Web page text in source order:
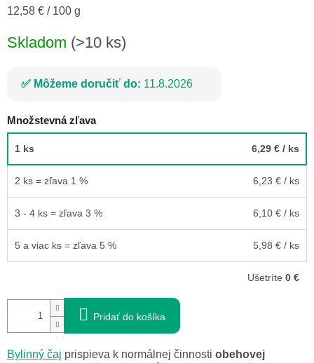
Jednotková
12,58 € / 100 g
Skladom (>10 ks)
Môžeme doručiť do: 11.8.2026
Množstevná zľava
1 ks 6,29 € / ks
2 ks = zľava 1 % 6,23 € / ks
3 - 4 ks = zľava 3 % 6,10 € / ks
5 a viac ks = zľava 5 % 5,98 € / ks
Ušetríte 0 €
Pridať do košíka
Bylinný čaj prispieva k normálnej činnosti obehovej